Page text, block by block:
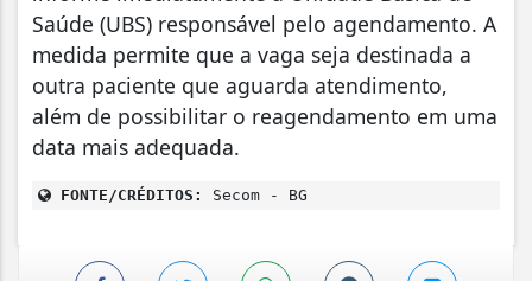
Saúde (UBS) responsável pelo agendamento. A
medida permite que a vaga seja destinada a
outra paciente que aguarda atendimento,
além de possibilitar o reagendamento em uma
data mais adequada.
FONTE/CRÉDITOS: Secom - BG